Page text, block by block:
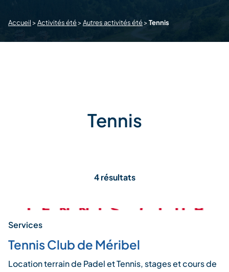
Accueil >Activités été>Autres activités été>Tennis
Tennis
4 résultats
Services
Tennis Club de Méribel
Location terrain de Padel et Tennis, stages et cours de